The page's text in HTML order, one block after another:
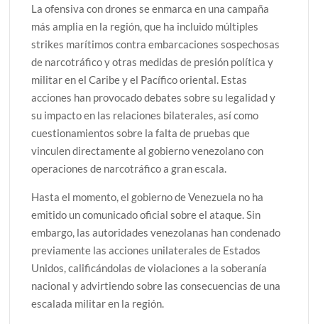
La ofensiva con drones se enmarca en una campaña
más amplia en la región, que ha incluido múltiples
strikes marítimos contra embarcaciones sospechosas
de narcotráfico y otras medidas de presión política y
militar en el Caribe y el Pacífico oriental. Estas
acciones han provocado debates sobre su legalidad y
su impacto en las relaciones bilaterales, así como
cuestionamientos sobre la falta de pruebas que
vinculen directamente al gobierno venezolano con
operaciones de narcotráfico a gran escala.
Hasta el momento, el gobierno de Venezuela no ha
emitido un comunicado oficial sobre el ataque. Sin
embargo, las autoridades venezolanas han condenado
previamente las acciones unilaterales de Estados
Unidos, calificándolas de violaciones a la soberanía
nacional y advirtiendo sobre las consecuencias de una
escalada militar en la región.